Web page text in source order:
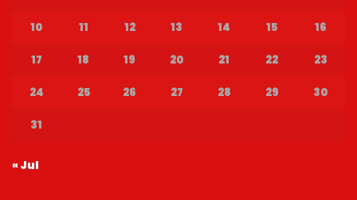
10 11 12 13 14 15 16
17 18 19 20 21 22 23
24 25 26 27 28 29 30
31
« Jul